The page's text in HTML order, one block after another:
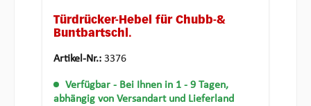
Türdrücker-Hebel für Chubb-&
Buntbartschl.
Artikel-Nr.: 3376
Verfügbar - Bei Ihnen in 1 - 9 Tagen,
abhängig von Versandart und Lieferland